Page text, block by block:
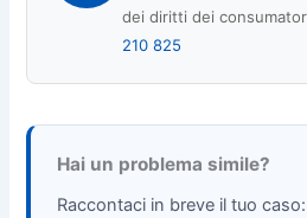
dei diritti dei
210 825
Hai un problema simile?
Raccontaci in breve il tuo